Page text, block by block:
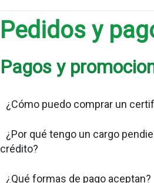
Pedidos y
Pagos y
¿Cómo puedo comprar un
¿Por qué tengo un cargo
crédito?
¿Qué formas de pago aceptan?